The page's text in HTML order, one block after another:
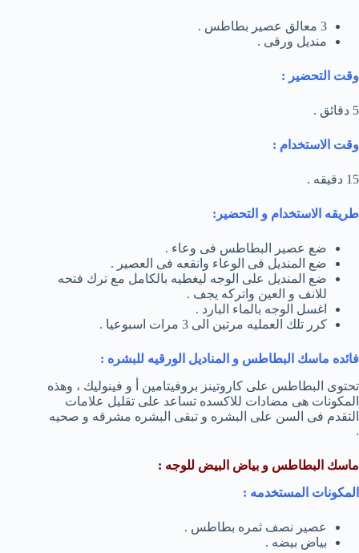
3 معالق عصير بطاطس .
منديل ورقى .
وقت التحضير :
5 دقائق .
وقت الاستخدام :
15 دقيقه .
طريقه الاستخدام و التحضير:
ضع عصير البطاطس فى وعاء .
ضع المنديل فى الوعاء وانقعه فى العصير .
ضع المنديل على الوجه ليغطيه بالكامل مع ترك فتحه
للانف و العين واتركه يجف .
اغسل الوجه بالماء البارد .
كرر تلك العمليه مرتين الى 3 مرات اسبوعيا .
فائده ماسك البطاطس و المناديل الورقيه للبشره :
تحتوى البطاطس على كاروتينز بروفيتامين أ و فينوليك ، وهذه
المكونات هى مضادات للاكسده تساعد على تقليل علامات
التقدم فى السن على البشره و تبقى البشره مشرقه و صحيه
.
ماسك البطاطس و بياض البيض للوجه :
المكونات المستخدمه :
عصير نصف ثمره بطاطس .
بياض بيضه .